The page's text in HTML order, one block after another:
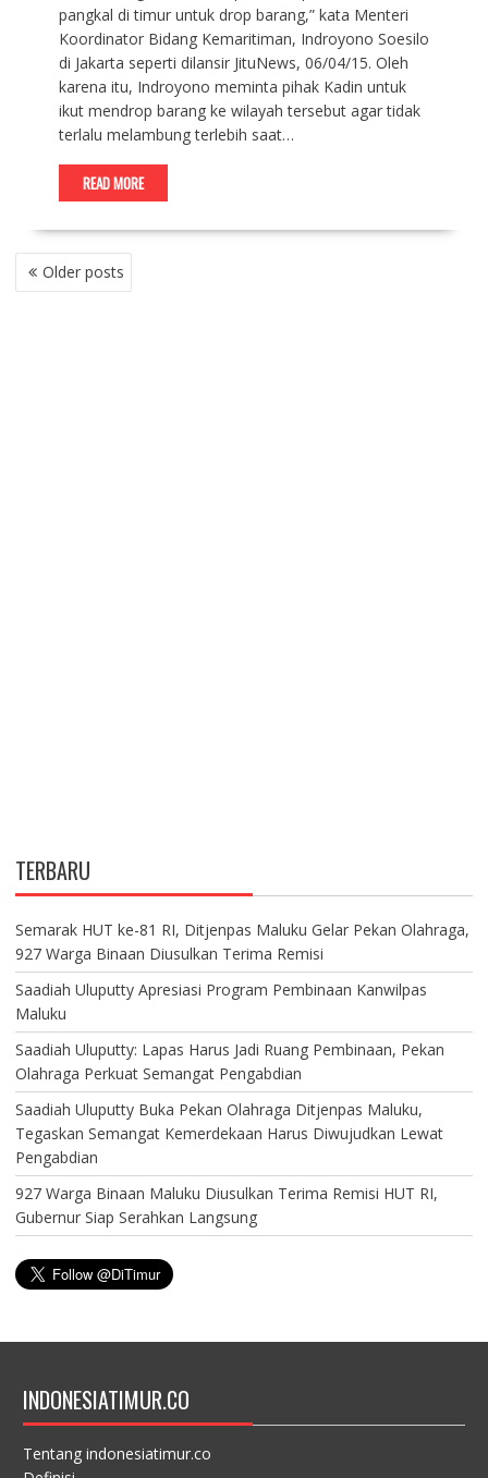
pangkal di timur untuk drop barang,” kata Menteri
Koordinator Bidang Kemaritiman, Indroyono Soesilo
di Jakarta seperti dilansir JituNews, 06/04/15. Oleh
karena itu, Indroyono meminta pihak Kadin untuk
ikut mendrop barang ke wilayah tersebut agar tidak
terlalu melambung terlebih saat…
READ MORE
P
O
Older posts
TERBARU
Semarak HUT ke-81 RI, Ditjenpas Maluku Gelar Pekan Olahraga,
927 Warga Binaan Diusulkan Terima Remisi
Saadiah Uluputty Apresiasi Program Pembinaan Kanwilpas
Maluku
Saadiah Uluputty: Lapas Harus Jadi Ruang Pembinaan, Pekan
Olahraga Perkuat Semangat Pengabdian
Saadiah Uluputty Buka Pekan Olahraga Ditjenpas Maluku,
Tegaskan Semangat Kemerdekaan Harus Diwujudkan Lewat
Pengabdian
927 Warga Binaan Maluku Diusulkan Terima Remisi HUT RI,
Gubernur Siap Serahkan Langsung
INDONESIATIMUR.CO
Tentang indonesiatimur.co